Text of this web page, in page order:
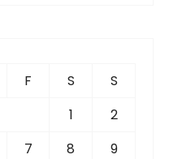
F S
S
1
2
7 8
9